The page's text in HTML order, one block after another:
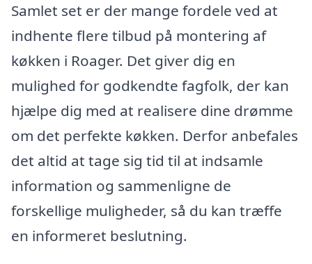
Samlet set er der mange fordele ved at
indhente flere tilbud på montering af
køkken i Roager. Det giver dig en
mulighed for godkendte fagfolk, der kan
hjælpe dig med at realisere dine drømme
om det perfekte køkken. Derfor anbefales
det altid at tage sig tid til at indsamle
information og sammenligne de
forskellige muligheder, så du kan træffe
en informeret beslutning.